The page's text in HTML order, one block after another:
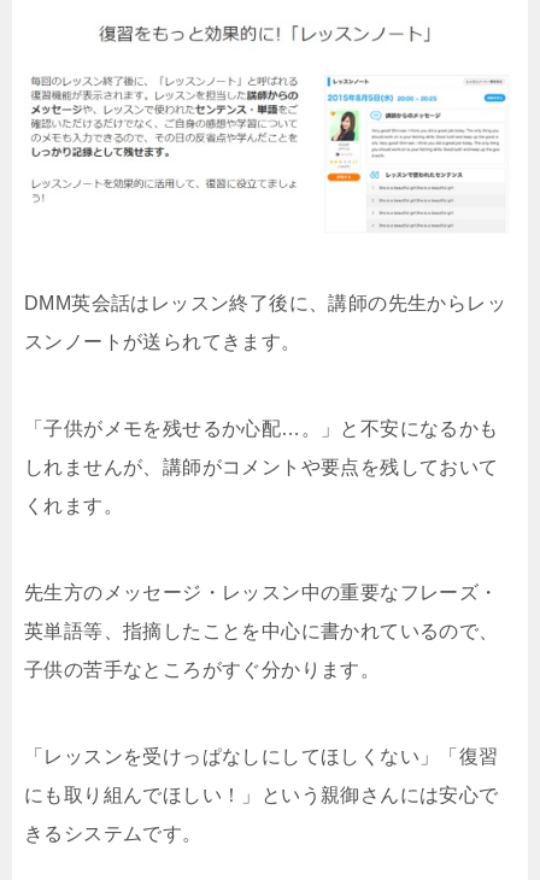
DMM英会話はレッスン終了後に、講師の先生からレッ
スンノートが送られてきます。
「子供がメモを残せるか心配…。」と不安になるかも
しれませんが、講師がコメントや要点を残しておいて
くれます。
先生方のメッセージ・レッスン中の重要なフレーズ・
英単語等、指摘したことを中心に書かれているので、
子供の苦手なところがすぐ分かります。
「レッスンを受けっぱなしにしてほしくない」「復習
にも取り組んでほしい！」という親御さんには安心で
きるシステムです。